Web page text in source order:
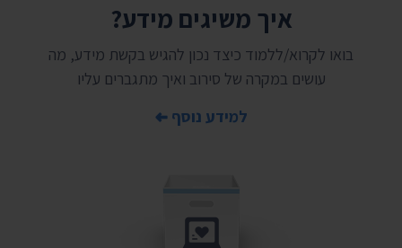
איך משיגים מידע?
בואו לקרוא/ללמוד כיצד נכון להגיש בקשת מידע, מה
עושים במקרה של סירוב ואיך מתגברים עליו
למידע נוסף